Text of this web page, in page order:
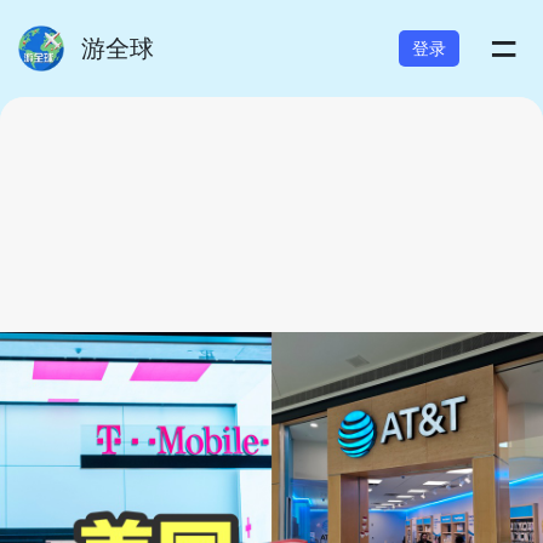
游全球 登录 =